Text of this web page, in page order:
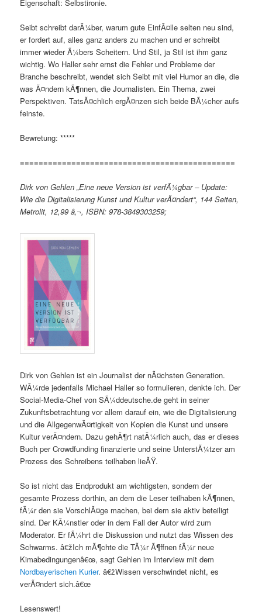
Eigenschaft: Selbstironie.
Seibt schreibt darÃ¼ber, warum gute EinfÃ¤lle selten neu sind,
er fordert auf, alles ganz anders zu machen und er schreibt
immer wieder Ã¼bers Scheitern. Und Stil, ja Stil ist ihm ganz
wichtig. Wo Haller sehr ernst die Fehler und Probleme der
Branche beschreibt, wendet sich Seibt mit viel Humor an die, die
was Ã¤ndern kÃ¶nnen, die Journalisten. Ein Thema, zwei
Perspektiven. TatsÃ¤chlich ergÃ¤nzen sich beide BÃ¼cher aufs
feinste.
Bewretung: *****
==============================================
Dirk von Gehlen „Eine neue Version ist verfÃ¼gbar – Update:
Wie die Digitalisierung Kunst und Kultur verÃ¤ndert“, 144 Seiten,
Metrolit, 12,99 â‚¬, ISBN: 978-3849303259;
Dirk von Gehlen ist ein Journalist der nÃ¤chsten Generation.
WÃ¼rde jedenfalls Michael Haller so formulieren, denkte ich. Der
Social-Media-Chef von SÃ¼ddeutsche.de geht in seiner
Zukunftsbetrachtung vor allem darauf ein, wie die Digitalisierung
und die AllgegenwÃ¤rtigkeit von Kopien die Kunst und unsere
Kultur verÃ¤ndern. Dazu gehÃ¶rt natÃ¼rlich auch, das er dieses
Buch per Crowdfunding finanzierte und seine UnterstÃ¼tzer am
Prozess des Schreibens teilhaben lieÃŸ.
So ist nicht das Endprodukt am wichtigsten, sondern der
gesamte Prozess dorthin, an dem die Leser teilhaben kÃ¶nnen,
fÃ¼r den sie VorschlÃ¤ge machen, bei dem sie aktiv beteiligt
sind. Der KÃ¼nstler oder in dem Fall der Autor wird zum
Moderator. Er fÃ¼hrt die Diskussion und nutzt das Wissen des
Schwarms. â€žIch mÃ¶chte die TÃ¼r Ã¶ffnen fÃ¼r neue
Kimabedingungenâ€œ, sagt Gehlen im Interview mit dem
Nordbayerischen Kurier. â€žWissen verschwindet nicht, es
verÃ¤ndert sich.â€œ
Lesenswert!